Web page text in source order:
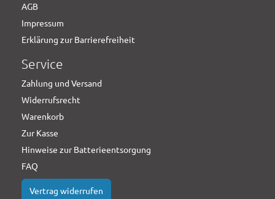
AGB
Impressum
Erklärung zur Barrierefreiheit
Service
Zahlung und Versand
Widerrufsrecht
Warenkorb
Zur Kasse
Hinweise zur Batterieentsorgung
FAQ
Vertrag widerrufen